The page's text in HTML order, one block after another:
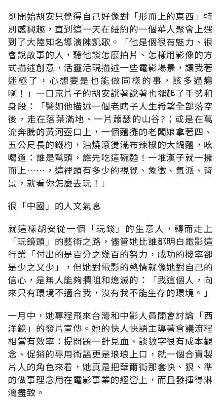
剛開始胡安只覺得自己好像對「形而上的東西」特
別感興趣，直到這一天在紐約的一個華人聚會上遇
到了大陸知名導演陳凱歌。「他是個很有魅力、很
會說故事的人，聽他談怎麼拍片、怎樣用影像的方
式描述創意，活靈活現描述一些電影場景，讓我著
迷極了，心想要是也能做同樣的事，該多過癮
啊！」一口京片子的胡安說著說著也擺起了手勢和
身段：「譬如他描述一個老瞎子人生希望全部落空
後，走在落葉滿地、一片蕭瑟的山谷?；或是在萬
流奔騰的黃河壺口上，一個麵攤的老闆娘拿著四、
五公尺長的鐵杓，油燒滾燙滿布辣椒的大鍋麵，吆
喝道：誰是幫頭，誰先吃這碗麵！一堆漢子就一擁
而上……，這裡頭有多少的視覺、象徵、氣派、背
景，就看你怎麼去玩！」
很「中國」的人文氣息
就這樣胡安從一個「玩錢」的生意人，轉而走上
「玩鏡頭」的藝術之路，儘管她比誰都明白電影這
行業「付出的是百分之幾百的努力，成功的機率卻
是少之又少」，但她對電影的熱情就像她對自己的
信心，是無人能夠攔阻和熄滅的：「我這個人，向
來只有環境不適合我，沒有我不能生存的環境。」
一月中，她專程飛來台灣和中影人員開會討論「西
洋鏡」的發片宣傳。她的快人快語主導著會議流程
相當有效率：提問題一針見血、談數字很有成本觀
念、促銷的專用術語更是琅琅上口，就一個合資製
片人的角色來看，她真是把華爾街那套快、狠、準
的做事理念用在電影事業的經營上，而且發揮得淋
漓盡致。